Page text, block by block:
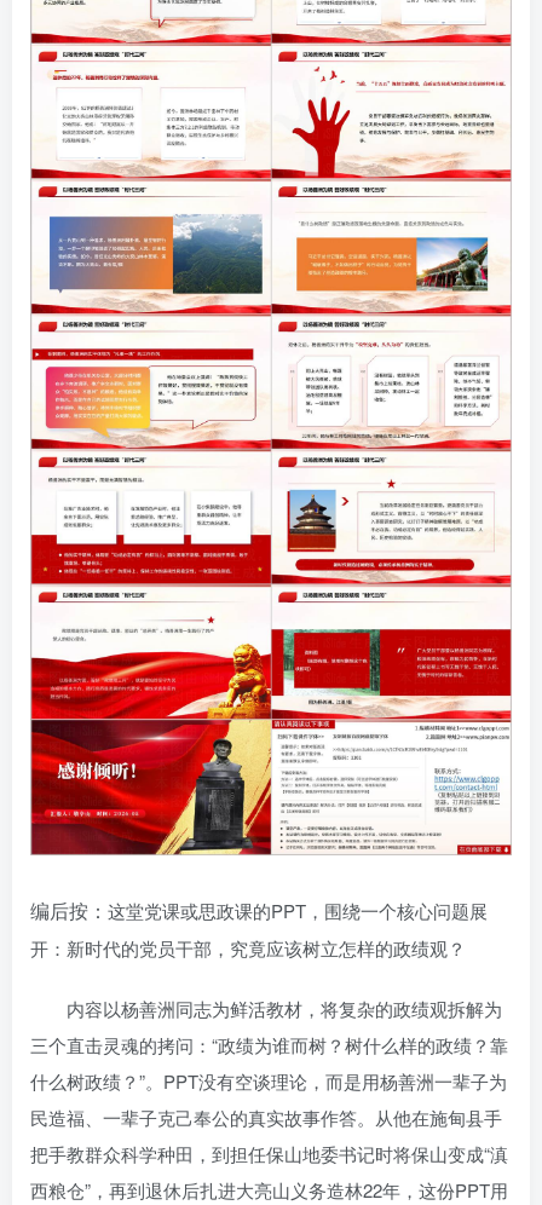
编后按： 这堂党课或思政课的PPT，围绕一个核心问题展
开：新时代的党员干部，究竟应该树立怎样的政绩观？
内容以杨善洲同志为鲜活教材，将复杂的政绩观拆解为
三个直击灵魂的拷问：“政绩为谁而树？树什么样的政绩？靠
什么树政绩？”。PPT没有空谈理论，而是用杨善洲一辈子为
民造福、一辈子克己奉公的真实故事作答。从他在施甸县手
把手教群众科学种田，到担任保山地委书记时将保山变成“滇
西粮仓”，再到退休后扎进大亮山义务造林22年，这份PPT用